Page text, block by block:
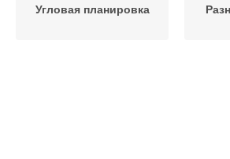
Угловая планировка